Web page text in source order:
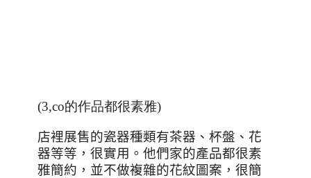
(3,co的作品都很素雅)
店裡展售的瓷器種類有茶器、杯盤、花
器等等，很實用。他們家的產品都很素
雅簡約，並不做複雜的花紋圖案，很簡